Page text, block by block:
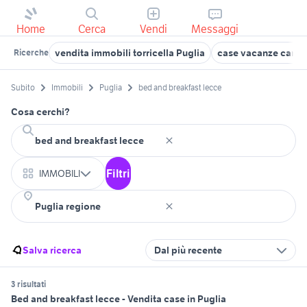
Home Cerca Vendi Messaggi
Ricerche vendita immobili torricella Puglia case vacanze
Subito Immobili Puglia bed and breakfast lecce
Cosa cerchi?
IMMOBILI Filtri
Salva ricerca Dal più recente
3 risultati
Bed and breakfast lecce - Vendita case in Puglia